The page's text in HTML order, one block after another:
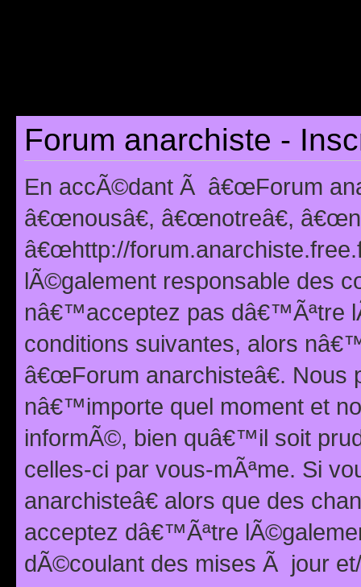
Forum anarchiste -
En accÃ©dant Ã â€œForum
â€œnousâ€, â€œnotreâ€,
â€œhttp://
lÃ©galement responsable des
nâ€™acceptez pas dâ€™Ãªtre
conditions suivantes, alors
â€œForum anarchisteâ€.
nâ€™importe quel moment et
informÃ©, bien quâ€™il soit
celles-ci par vous-mÃªme. Si
anarchisteâ€ alors que des
acceptez dâ€™Ãªtre
dÃ©coulant des mises Ã jour